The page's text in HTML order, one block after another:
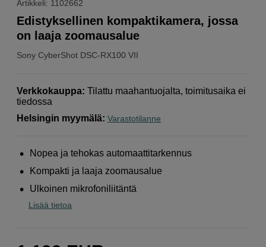
Artikkeli: 1102662
Sony CyberShot DSC-RX100 VII
Edistyksellinen kompaktikamera, jossa
on laaja zoomausalue
Verkkokauppa: Tilattu maahantuojalta, toimitusaika ei
tiedossa
Helsingin myymälä: Varastotilanne
Nopea ja tehokas automaattitarkennus
Kompakti ja laaja zoomausalue
Ulkoinen mikrofoniliitäntä
Lisää tietoa